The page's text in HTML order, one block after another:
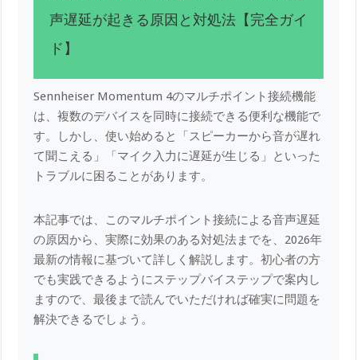
声遅延が起きる原因と対処法【完全ガイ
ド】
Sennheiser Momentum 4のマルチポイント接続機能
は、複数のデバイスを同時に接続できる便利な機能で
す。しかし、使い始めると「スピーカーから音が遅れ
て聞こえる」「マイク入力に遅延が生じる」といった
トラブルに困ることがあります。
本記事では、このマルチポイント接続による音声遅延
の原因から、実際に効果のある対処法までを、2026年
最新の情報に基づいて詳しく解説します。初心者の方
でも実践できるようにステップバイステップで案内し
ますので、最後まで読んでいただければ確実に問題を
解決できるでしょう。